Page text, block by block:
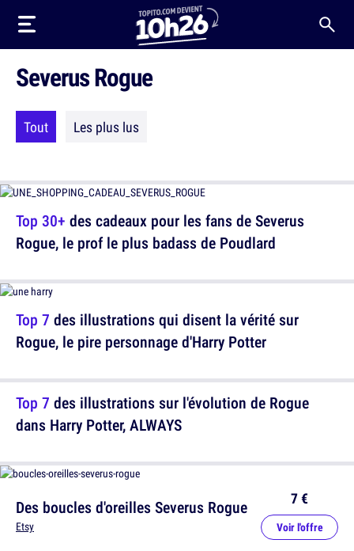
Severus Rogue
Tout Les plus lus
Top 30+ des cadeaux pour les fans de Severus
Rogue, le prof le plus badass de Poudlard
Top 7 des illustrations qui disent la vérité sur
Rogue, le pire personnage d'Harry Potter
Des boucles d'oreilles Severus Rogue
Etsy
7 €
Voir l'offre
Top 7 des illustrations sur l'évolution de Rogue
dans Harry Potter, ALWAYS